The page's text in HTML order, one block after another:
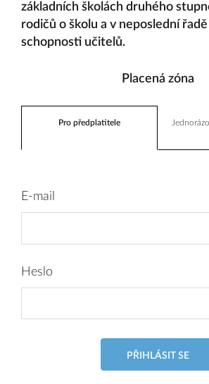
základních školách druhého
rodičů o školu a v neposlední
schopnosti učitelů.
Placená zóna
Pro předplatitele
E-mail
Heslo
PŘIHLÁSIT SE